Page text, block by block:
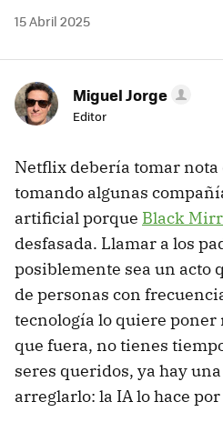
15 Abril 2025
Miguel Jorge
Editor
Netflix debería tomar nota
tomando algunas
artificial porque Black
desfasada. Llamar a los
posiblemente sea un acto
de personas con
tecnología lo quiere poner
que fuera, no tienes
seres queridos, ya hay
arreglarlo: la IA lo hace